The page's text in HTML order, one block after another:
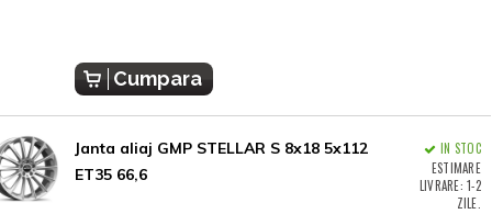
Cumpara
Janta aliaj GMP STELLAR S 8x18 5x112
ET35 66,6
IN STOC
ESTIMARE
LIVRARE: 1-2
ZILE.